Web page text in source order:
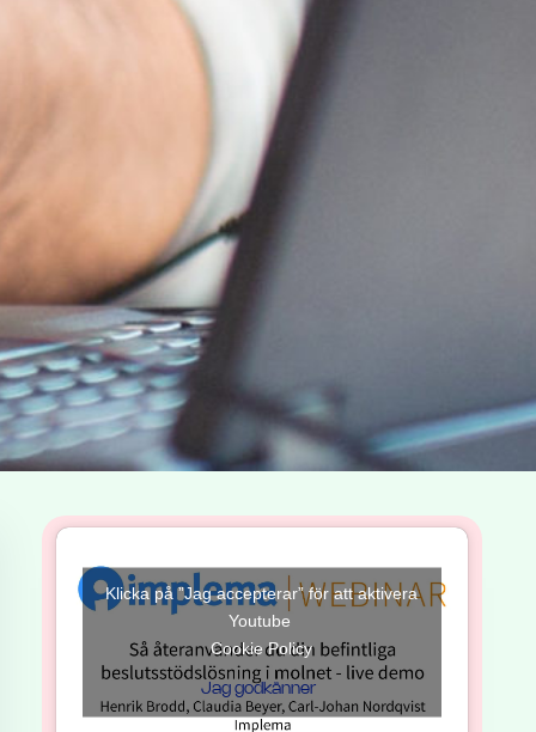
Klicka på ”Jag accepterar” för att aktivera
Youtube
Cookie Policy
Jag godkänner